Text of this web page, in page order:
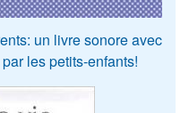
un livre sonore avec
les petits-enfants!